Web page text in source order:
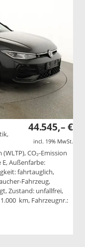
44.545,– €
incl. 19% MwSt.
CO₂-Emission
E, Außenfarbe:
fahrtauglich,
Fahrzeug,
Zustand: unfallfrei,
km, Fahrzeugnr.: